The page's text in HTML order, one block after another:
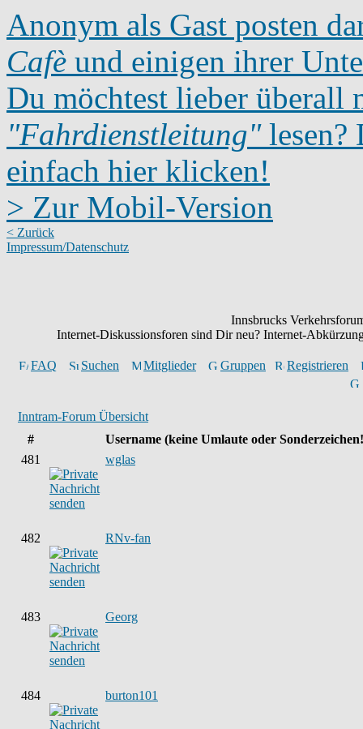
Anonym als Gast posten
Cafè und einigen ihrer
Du möchtest lieber überall
"Fahrdienstleitung"lesen?
einfach hier klicken!
> Zur Mobil-Version
< Zurück
Impressum/Datenschutz
Innsbrucks
Internet-Diskussionsforen sind Dir neu? Internet-
FAQ Suchen Mitglieder Gruppen Registrieren
Inntram-Forum Übersicht
#
Username (keine Umlaute oder
481
wglas
482 RNv-fan
483 Georg
484 burton101